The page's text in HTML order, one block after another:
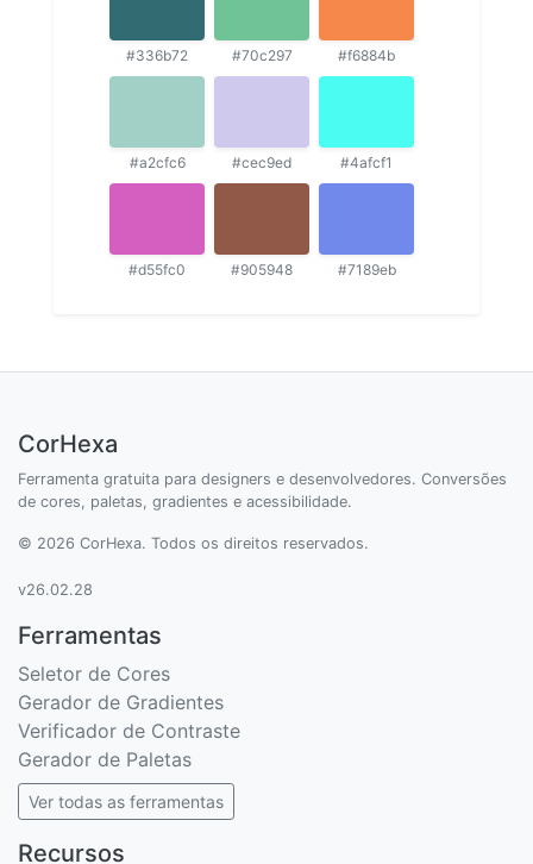
#336b72 #70c297 #f6884b
#a2cfc6 #cec9ed #4afcf1
#d55fc0 #905948 #7189eb
CorHexa
Ferramenta gratuita para designers e desenvolvedores. Conversões
de cores, paletas, gradientes e acessibilidade.
© 2026 CorHexa. Todos os direitos reservados.
v26.02.28
Ferramentas
Seletor de Cores
Gerador de Gradientes
Verificador de Contraste
Gerador de Paletas
Ver todas as ferramentas
Recursos